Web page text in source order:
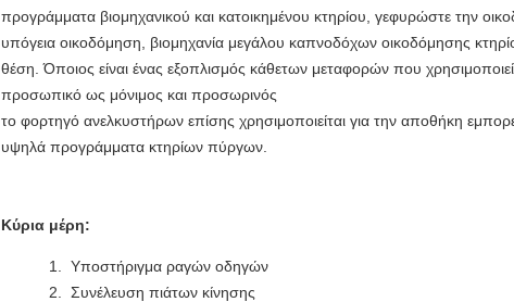
προγράμματα βιομηχανικού και κατοικημένου κτηρίου, γεφυρώστε την
υπόγεια οικοδόμηση, βιομηχανία μεγάλου καπνοδόχων οικοδόμησης
θέση. Όποιος είναι ένας εξοπλισμός κάθετων μεταφορών που
προσωπικό ως μόνιμος και προσωρινός
το φορτηγό ανελκυστήρων επίσης χρησιμοποιείται για την αποθήκη
υψηλά προγράμματα κτηρίων πύργων.
Κύρια μέρη:
Υποστήριγμα ραγών οδηγών
Συνέλευση πιάτων κίνησης